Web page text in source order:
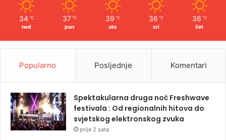
34 ℃
ned
37 ℃
pon
39 ℃
uto
36 ℃
sri
36 ℃
čet
Popularno Posljednje Komentari
Spektakularna druga noć Freshwave
festivala : Od regionalnih hitova do
svjetskog elektronskog zvuka
prije 2 sata